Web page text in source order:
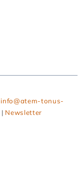
info@atem-tonus-
| Newsletter